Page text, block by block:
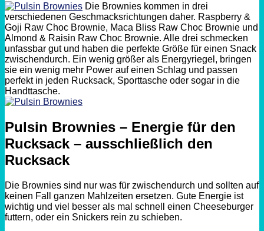
Die Brownies kommen in drei
verschiedenen Geschmacksrichtungen daher. Raspberry &
Goji Raw Choc Brownie, Maca Bliss Raw Choc Brownie und
Almond & Raisin Raw Choc Brownie. Alle drei schmecken
unfassbar gut und haben die perfekte Größe für einen Snack
zwischendurch. Ein wenig größer als Energyriegel, bringen
sie ein wenig mehr Power auf einen Schlag und passen
perfekt in jeden Rucksack, Sporttasche oder sogar in die
Handttasche.
Pulsin Brownies – Energie für den
Rucksack – ausschließlich den
Rucksack
Die Brownies sind nur was für zwischendurch und sollten auf
keinen Fall ganzen Mahlzeiten ersetzen. Gute Energie ist
wichtig und viel besser als mal schnell einen Cheeseburger
futtern, oder ein Snickers rein zu schieben.